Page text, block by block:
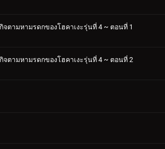
ตามหามรดกของโฮคาเงะรุ่นที่ 4 ~ ตอนที่ 1
ตามหามรดกของโฮคาเงะรุ่นที่ 4 ~ ตอนที่ 2